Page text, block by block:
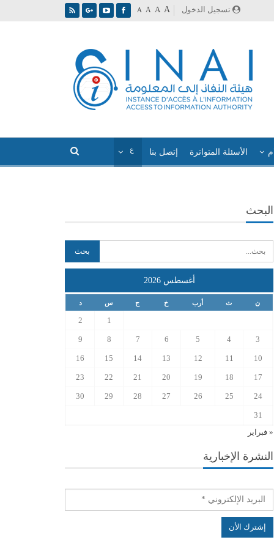
تسجيل الدخول A A A A
الأسئلة المتواترة إتصل بنا
البحث
أغسطس 2026
ن ث أرب خ ج س د
1
2
3
4
5
6
7
8
9
10
11
12
13
14
15
16
17
18
19
20
21
22
23
24
25
26
27
28
29
30
31
« فبراير
النشرة الإخبارية